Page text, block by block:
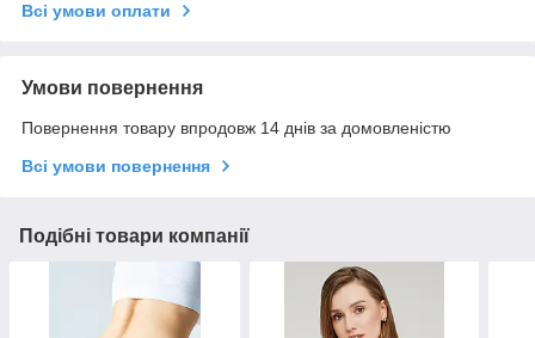
Всі умови оплати
Умови повернення
Повернення товару впродовж 14 днів за домовленістю
Всі умови повернення
Подібні товари компанії